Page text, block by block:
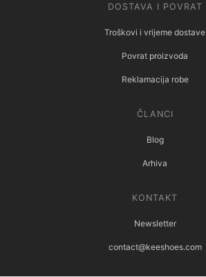
DOSTAVA I POVRAT
Troškovi i vrijeme dostave
Povrat proizvoda
Reklamacija robe
ČLANCI
Blog
Arhiva
KONTAKT
Newsletter
contact@keeshoes.com